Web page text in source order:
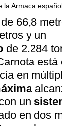
la Armada
de 66,8
y un
de 2.284
está
en
un
en dos